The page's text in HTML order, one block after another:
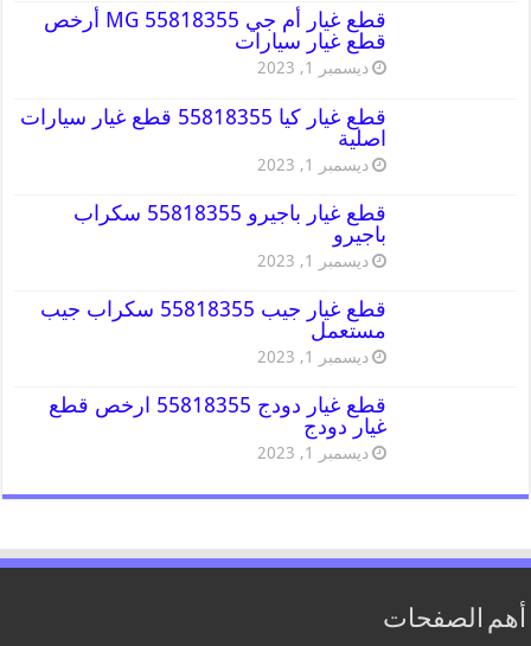
قطع غيار أم جي MG 55818355 أرخص
قطع غيار سيارات
ديسمبر 1, 2023
قطع غيار كيا 55818355 قطع غيار سيارات
اصلية
ديسمبر 1, 2023
قطع غيار باجيرو 55818355 سكراب
باجيرو
ديسمبر 1, 2023
قطع غيار جيب 55818355 سكراب جيب
مستعمل
ديسمبر 1, 2023
قطع غيار دودج 55818355 ارخص قطع
غيار دودج
ديسمبر 1, 2023
أهم الصفحات